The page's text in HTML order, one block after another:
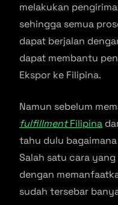
melakukan
sehingga semua
dapat berjalan
dapat membantu
Ekspor ke Filipina.
Namun sebelum
fulfillmentFilipina
tahu dulu
Salah satu cara
dengan
sudah tersebar